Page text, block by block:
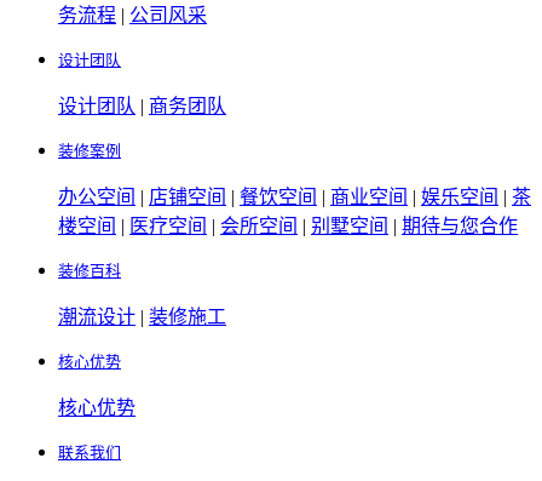
务流程 | 公司风采
设计团队
设计团队 | 商务团队
装修案例
办公空间 | 店铺空间 | 餐饮空间 | 商业空间 | 娱乐空间 | 茶
楼空间 | 医疗空间 | 会所空间 | 别墅空间 | 期待与您合作
装修百科
潮流设计 | 装修施工
核心优势
核心优势
联系我们